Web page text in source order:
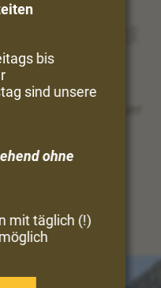
Bergen und Natur
aus die Vinschgauer
bis
sind unsere
ohne
mit täglich (!)